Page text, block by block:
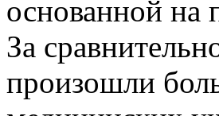
основанной на
За
произошли